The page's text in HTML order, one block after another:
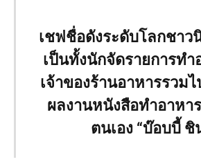
เชฟชื่อดังระดับโลกชาว
เป็นทั้งนักจัดรายการทำ
เจ้าของร้านอาหารรวมไ
ผลงานหนังสือทำอาหา
ตนเอง “บ๊อบบี้ ชิ